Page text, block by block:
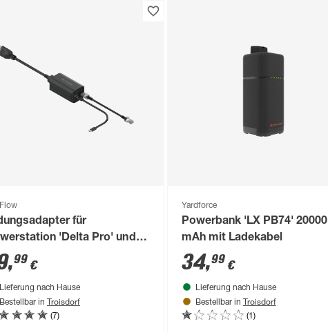
für
'Delta Pro' und
Max' mit C14-Stecker
,99 €
Lieferung nach Hause
Bestellbar in Troisdorf
(7)
Yardforce
Powerbank 'LX PB74' 20000
mAh mit Ladekabel
34,99€
Lieferung nach Hause
Bestellbar in Troisdorf
(1)